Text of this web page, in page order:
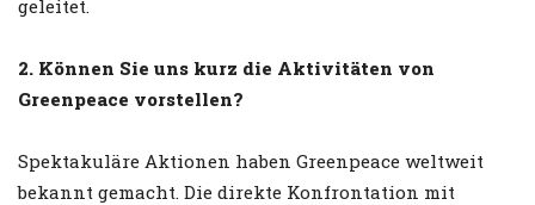
geleitet.
2. Können Sie uns kurz die Aktivitäten von
Greenpeace vorstellen?
Spektakuläre Aktionen haben Greenpeace weltweit
bekannt gemacht. Die direkte Konfrontation mit